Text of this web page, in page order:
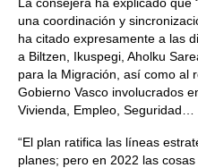
una coordinación y
ha citado expresamente a las
a Biltzen, Ikuspegi, Aholku
para la Migración, así como al
Gobierno Vasco involucrados
Vivienda, Empleo, Seguridad…
“El plan ratifica las líneas
planes; pero en 2022 las